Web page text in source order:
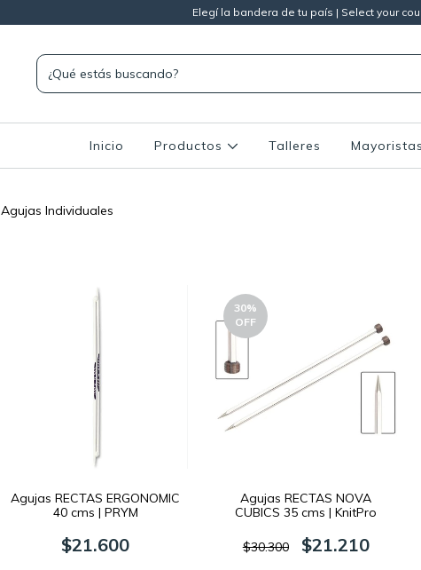
Elegí la bandera de tu país | Select your
Inicio Productos Talleres Mayoristas
Agujas Individuales
Agujas RECTAS ERGONOMIC
40 cms | PRYM
$21.600
30%
OFF
Agujas RECTAS NOVA
CUBICS 35 cms | KnitPro
$30.300 $21.210